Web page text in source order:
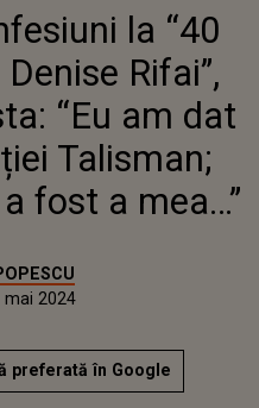
CU DENISE
DUMINICA ACEASTA: “EU
NUMELE FORMAȚIEI
PENTRU CĂ IDEEA A
A MEA…”
la “40
Rifai”,
“Eu am dat
Talisman;
fost a mea…”
mai 2024
preferată în Google